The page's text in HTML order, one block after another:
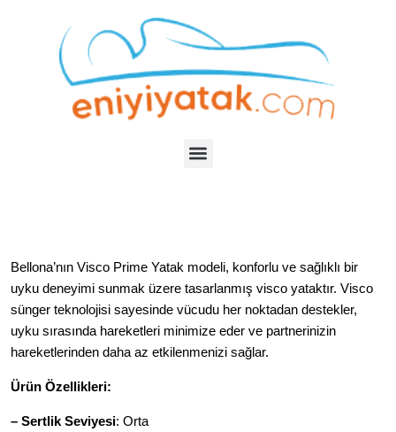
Bellona’nın Visco Prime Yatak modeli, konforlu ve sağlıklı bir
uyku deneyimi sunmak üzere tasarlanmış visco yataktır. Visco
sünger teknolojisi sayesinde vücudu her noktadan destekler,
uyku sırasında hareketleri minimize eder ve partnerinizin
hareketlerinden daha az etkilenmenizi sağlar.
Ürün Özellikleri:
– Sertlik Seviyesi: Orta